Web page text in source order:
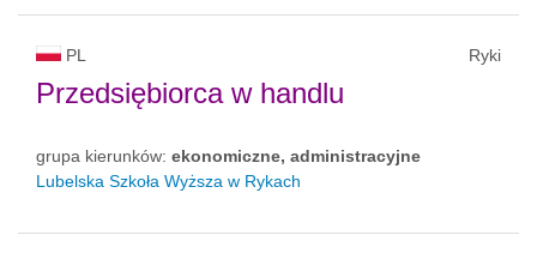
PL Ryki
Przedsiębiorca w handlu
grupa kierunków: ekonomiczne, administracyjne
Lubelska Szkoła Wyższa w Rykach